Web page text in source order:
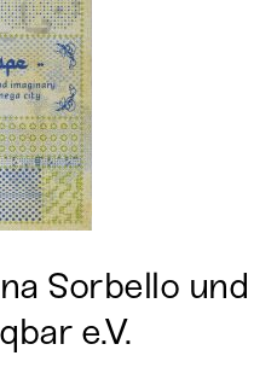
Sorbello und
e.V.